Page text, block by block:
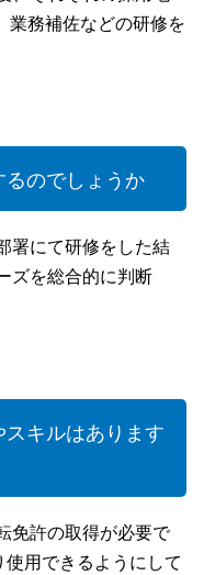
業務補佐などの研修を
のでしょうか
署にて研修をした結
ズを総合的に判断
キルはあります
免許の取得が必要で
用できるようにして